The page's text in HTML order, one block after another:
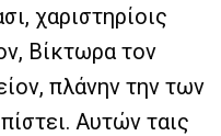
χαριστηρίοις
Βίκτωρα τον
πλάνην την των
Αυτών ταις